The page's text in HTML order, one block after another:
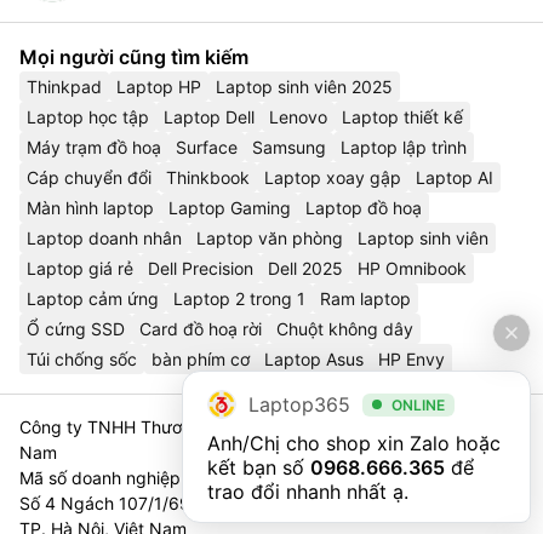
Mọi người cũng tìm kiếm
Thinkpad Laptop HP
Laptop sinh viên 2025
Laptop học tập
Laptop Dell Lenovo
Laptop thiết kế
Máy trạm đồ hoạ
Surface Samsung
Laptop lập trình
Cáp chuyển đổi
Thinkbook Laptop xoay gập
Laptop AI
Màn hình laptop
Laptop Gaming
Laptop đồ hoạ
Laptop doanh nhân
Laptop văn phòng
Laptop sinh viên
Laptop giá rẻ
Dell Precision Dell 2025
HP Omnibook
Laptop cảm ứng
Laptop 2 trong 1
Ram laptop
Ổ cứng SSD
Card đồ hoạ rời
Chuột không dây
Túi chống sốc
bàn phím cơ Laptop Asus HP Envy
Công ty TNHH Thương Mại Và Dịch Vụ Công Nghệ 365 Việt
Nam
Mã số doanh nghiệp 0111023179 - Sở Tài Chính TP. Hà Nội cấp
Số 4 Ngách 107/1/69 Nguyễn Chí Thanh, Tổ 3, Phường Láng,
TP. Hà Nội, Việt Nam
Laptop365 ONLINE
Anh/Chị cho shop xin Zalo hoặc
kết bạn số 0968.666.365 để
trao đổi nhanh nhất ạ.